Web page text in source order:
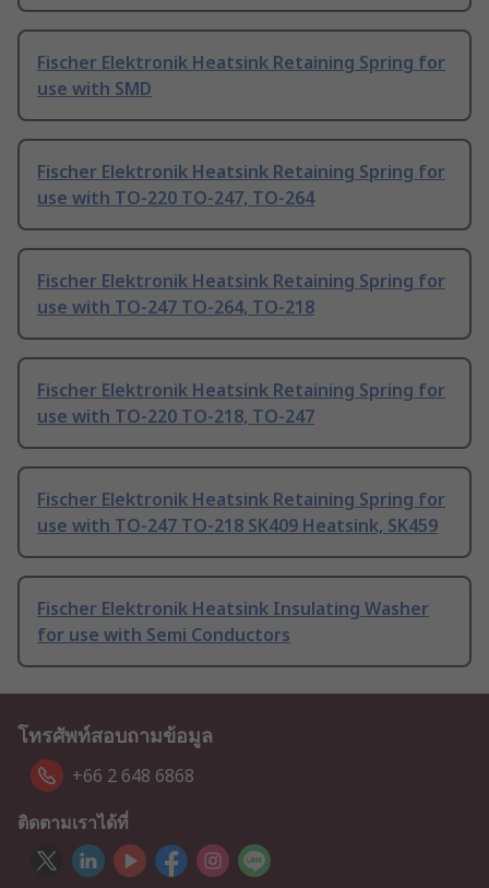
Fischer Elektronik Heatsink Retaining Spring for
use with SMD
Fischer Elektronik Heatsink Retaining Spring for
use with TO-220 TO-247, TO-264
Fischer Elektronik Heatsink Retaining Spring for
use with TO-247 TO-264, TO-218
Fischer Elektronik Heatsink Retaining Spring for
use with TO-220 TO-218, TO-247
Fischer Elektronik Heatsink Retaining Spring for
use with TO-247 TO-218 SK409 Heatsink, SK459
Fischer Elektronik Heatsink Insulating Washer
for use with Semi Conductors
โทรศัพท์สอบถามข้อมูล
+66 2 648 6868
ติดตามเราได้ที่